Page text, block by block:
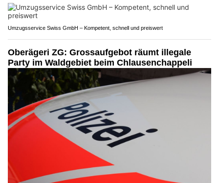
Umzugsservice Swiss GmbH – Kompetent, schnell und preiswert
Oberägeri ZG: Grossaufgebot räumt illegale
Party im Waldgebiet beim Chlausenchappeli